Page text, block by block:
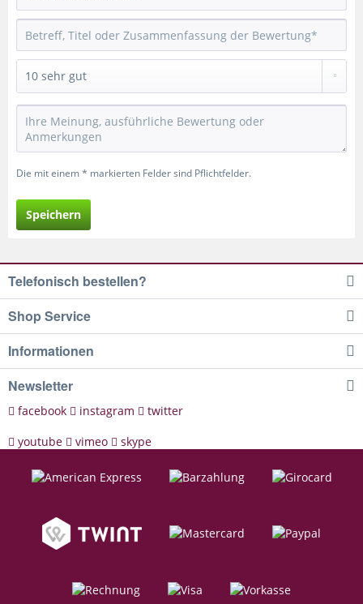
Die mit einem * markierten Felder sind Pflichtfelder.
Speichern
Telefonisch bestellen?
Shop Service
Informationen
Newsletter
facebook instagram
twitter
youtube
vimeo skype